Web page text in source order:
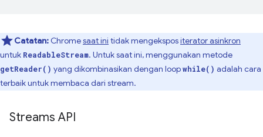
Catatan: Chromesaat ini tidak mengekspositerator asinkron
untuk ReadableStream. Untuk saat ini, menggunakan metode
getReader() yang dikombinasikan dengan loopwhile() adalah cara
terbaik untuk membaca dari stream.
Streams API